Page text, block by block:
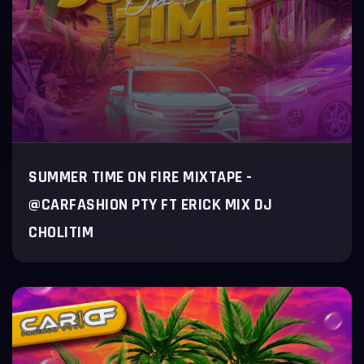
SUMMER TIME ON FIRE MIXTAPE -
@CARFASHION PTY FT ERICK MIX DJ
CHOLITIM